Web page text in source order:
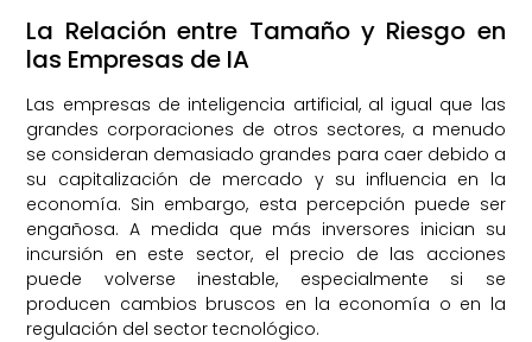
La Relación entre Tamaño y Riesgo en
las Empresas de IA
Las empresas de inteligencia artificial, al igual que las
grandes corporaciones de otros sectores, a menudo
se consideran demasiado grandes para caer debido a
su capitalización de mercado y su influencia en la
economía. Sin embargo, esta percepción puede ser
engañosa. A medida que más inversores inician su
incursión en este sector, el precio de las acciones
puede volverse inestable, especialmente si se
producen cambios bruscos en la economía o en la
regulación del sector tecnológico.